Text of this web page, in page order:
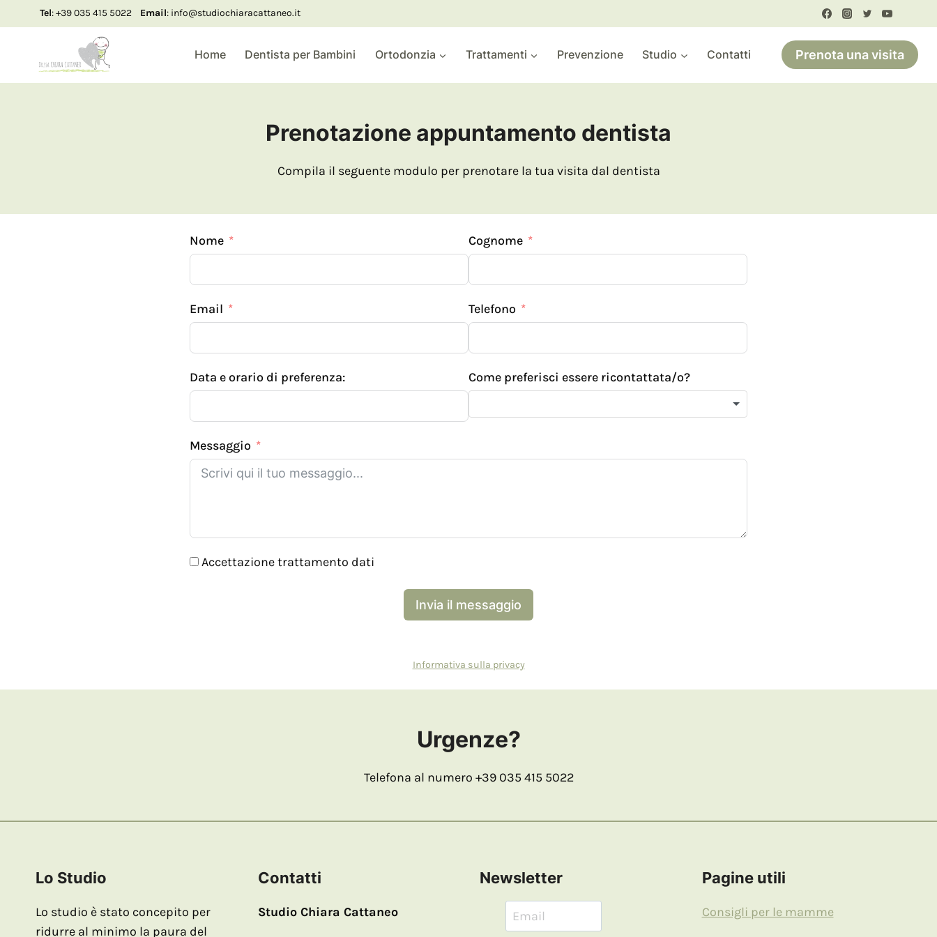
al
Tel: +39 035 415 5022 Email: info@studiochiaracattaneo.it
Home Dentista per Bambini Ortodonzia Trattamenti Prevenzione Studio Contatti Prenota una visita
Prenotazione appuntamento dentista
Compila il seguente modulo per prenotare la tua visita dal dentista
Nome Cognome
Email Telefono
Data e orario di preferenza: Come preferisci essere ricontattata/o?
Messaggio
Accettazione trattamento dati
Invia il messaggio
Informativa sulla privacy
Urgenze?
Telefona al numero +39 035 415 5022
Lo Studio
Lo studio è stato concepito per
ridurre al minimo la paura del
Contatti
Studio Chiara Cattaneo
Newsletter Pagine utili
Consigli per le mamme